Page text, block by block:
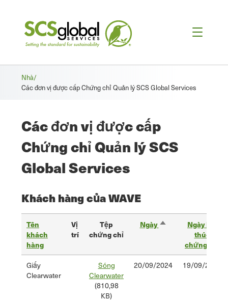
Vụn
mì
Nhà/
Các đơn vị được cấp Chứng chỉ Quản lý SCS Global Services
Các đơn vị được cấp
Chứng chỉ Quản lý SCS
Global Services
Khách hàng của WAVE
Tên
khách
hàng
Vị
trí
Tệp
chứng chỉ
Ngày bắt
chứng
chỉ
Sắp
Ngày kết
thúc
chứng chỉ
Giấy
Clearwater
Sóng
Clearwater
(810,98
KB)
20/09/2024 19/09/2026